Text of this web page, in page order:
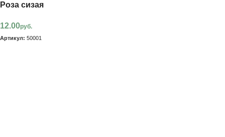
Роза сизая
12.00руб.
Артикул: 50001